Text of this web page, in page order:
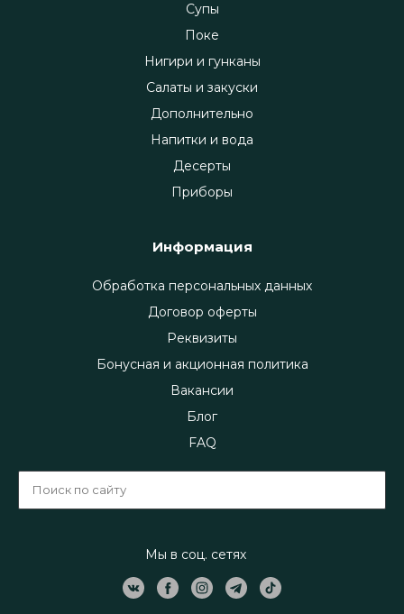
Супы
Поке
Нигири и гунканы
Салаты и закуски
Дополнительно
Напитки и вода
Десерты
Приборы
Информация
Обработка персональных данных
Договор оферты
Реквизиты
Бонусная и акционная политика
Вакансии
Блог
FAQ
Мы в соц. сетях